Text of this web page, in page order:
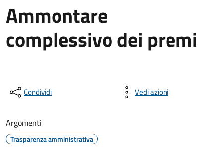
Ammontare
complessivo dei premi
Condividi Vedi azioni
Argomenti
Trasparenza amministrativa